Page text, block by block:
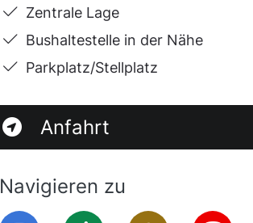
Zentrale Lage
Bushaltestelle in der Nähe
Parkplatz/Stellplatz
Anfahrt
Navigieren zu